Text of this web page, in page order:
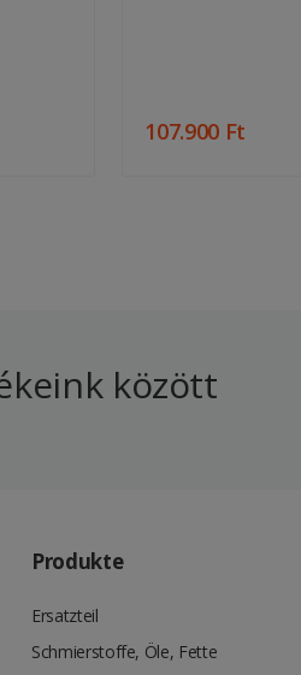
107.900 Ft
között
Produkte
Ersatzteil
Schmierstoffe, Öle, Fette